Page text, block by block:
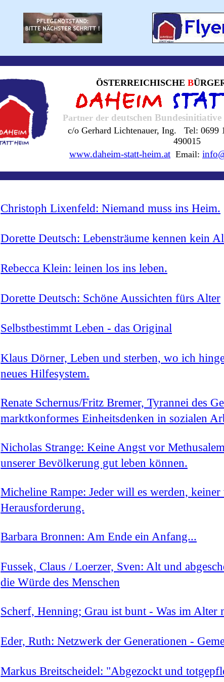
ÖSTERREICHISCHE B
Partner der deutschen
c/o Gerhard Lichtenauer, Ing. Tel: 0699
490015
www.daheim-statt-heim.at Email:
Christoph Lixenfeld: Niemand muss ins Heim.
Dorette Deutsch: Lebensträume kennen kein
Rebecca Klein: leinen los ins leben.
Dorette Deutsch: Schöne Aussichten fürs Alter
Selbstbestimmt Leben - das Original
Klaus Dörner, Leben und sterben, wo ich
neues Hilfesystem.
Renate Schernus/Fritz Bremer, Tyrannei des
marktkonformes Einheitsdenken in sozialen
Nicholas Strange: Keine Angst vor
unserer Bevölkerung gut leben können.
Micheline Rampe: Jeder will es werden,
Herausforderung.
Barbara Bronnen: Am Ende ein Anfang...
Fussek, Claus / Loerzer, Sven: Alt und
die Würde des Menschen
Scherf, Henning; Grau ist bunt - Was im Alter
Eder, Ruth: Netzwerk der Generationen -
Markus Breitscheidel: "Abgezockt und